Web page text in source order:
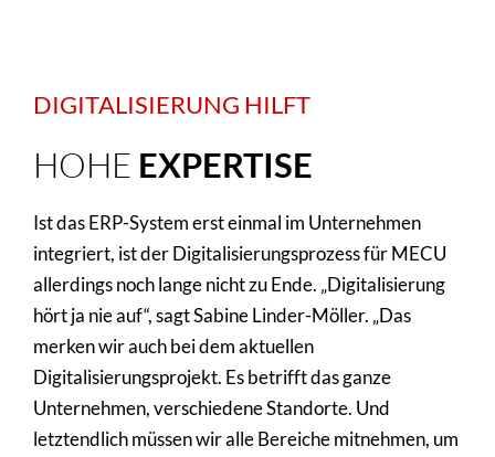
DIGITALISIERUNG HILFT
HOHE EXPERTISE
Ist das ERP-System erst einmal im Unternehmen
integriert, ist der Digitalisierungsprozess für MECU
allerdings noch lange nicht zu Ende. „Digitalisierung
hört ja nie auf“, sagt Sabine Linder-Möller. „Das
merken wir auch bei dem aktuellen
Digitalisierungsprojekt. Es betrifft das ganze
Unternehmen, verschiedene Standorte. Und
letztendlich müssen wir alle Bereiche mitnehmen, um